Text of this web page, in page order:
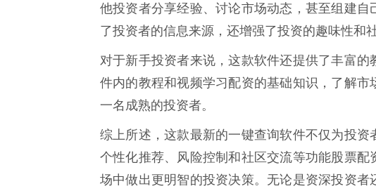
他投资者分享经验、讨论市场动态，甚至组建
了投资者的信息来源，还增强了投资的趣味性和社
对于新手投资者来说，这款软件还提供了丰富
件内的教程和视频学习配资的基础知识，了解
一名成熟的投资者。
综上所述，这款最新的一键查询软件不仅为投
个性化推荐、风险控制和社区交流等功能股票
场中做出更明智的投资决策。无论是资深投资